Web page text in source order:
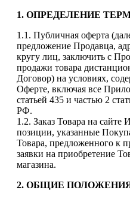
1. ОПРЕДЕЛЕНИЕ
1.1. Публичная оферта
предложение Продавца,
кругу лиц, заключить с
продажи товара
Договор) на условиях,
Оферте, включая все
статьей 435 и частью 2
РФ.
1.2. Заказ Товара на сайте
позиции, указанные
Товара, предложенного к
заявки на приобретение
магазина.
2. ОБЩИЕ